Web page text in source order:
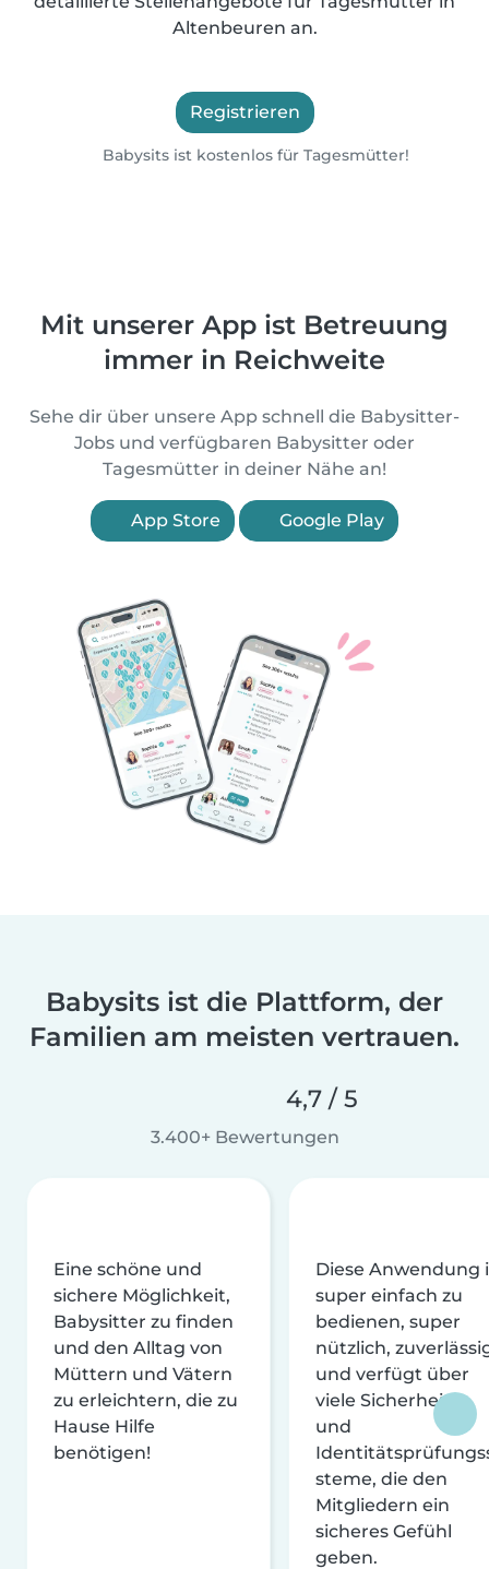
Altenbeuren an.
Registrieren
Babysits ist kostenlos für Tagesmütter!
Mit unserer App ist Betreuung
immer in Reichweite
Sehe dir über unsere App schnell die Babysitter-
Jobs und verfügbaren Babysitter oder
Tagesmütter in deiner Nähe an!
App Store Google Play
Babysits ist die Plattform, der
Familien am meisten vertrauen.
4,7 / 5
3.400+ Bewertungen
Eine schöne und
sichere Möglichkeit,
Babysitter zu finden
und den Alltag von
Müttern und Vätern
zu erleichtern, die zu
Hause Hilfe
benötigen!
Diese Anwendung
super einfach zu
bedienen, super
nützlich,
und verfügt über
viele Sicherheits-
und
steme, die den
Mitgliedern ein
sicheres Gefühl
geben.